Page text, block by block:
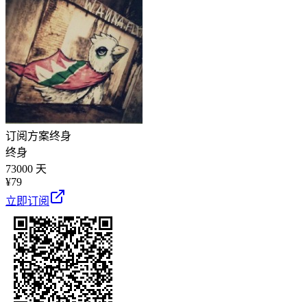
订阅方案终身
终身
73000 天
¥79
立即订阅